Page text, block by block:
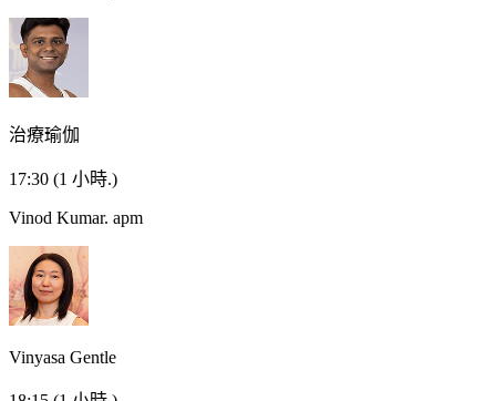
治療瑜伽
17:30 (1 小時.)
Vinod Kumar. apm
Vinyasa Gentle